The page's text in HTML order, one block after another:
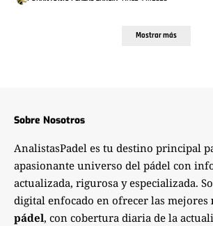
Mostrar más
Sobre Nosotros
AnalistasPadel es tu destino principal
apasionante universo del pádel con
actualizada, rigurosa y especializada.
digital enfocado en ofrecer las mejores
pádel, con cobertura diaria de la